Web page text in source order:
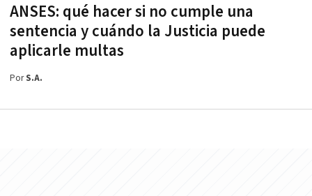
ANSES: qué hacer si no cumple una
sentencia y cuándo la Justicia puede
aplicarle multas
PorS.A.